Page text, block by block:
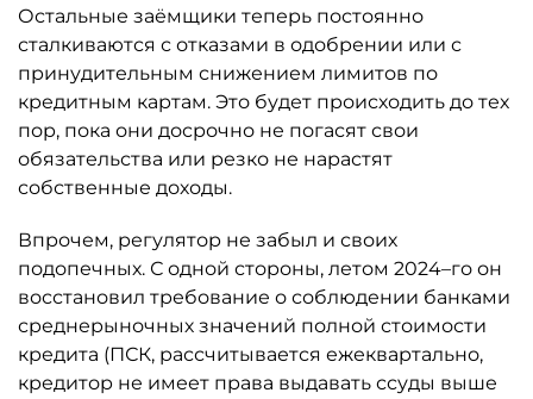
Остальные заёмщики теперь постоянно
сталкиваются с отказами в одобрении или с
принудительным снижением лимитов по
кредитным картам. Это будет происходить до тех
пор, пока они досрочно не погасят свои
обязательства или резко не нарастят
собственные доходы.
Впрочем, регулятор не забыл и своих
подопечных. С одной стороны, летом 2024–го он
восстановил требование о соблюдении банками
среднерыночных значений полной стоимости
кредита (ПСК, рассчитывается ежеквартально,
кредитор не имеет права выдавать ссуды выше